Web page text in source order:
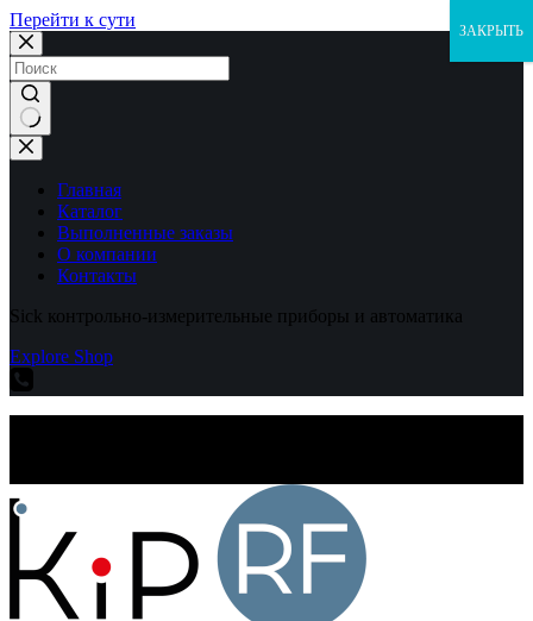
Перейти к сути
Ничего
не
найденоГлавная
Каталог
Выполненные заказы
О компании
Контакты
Sick контрольно-измерительные приборы и автоматика
Explore Shop
ЗАКРЫТЬ